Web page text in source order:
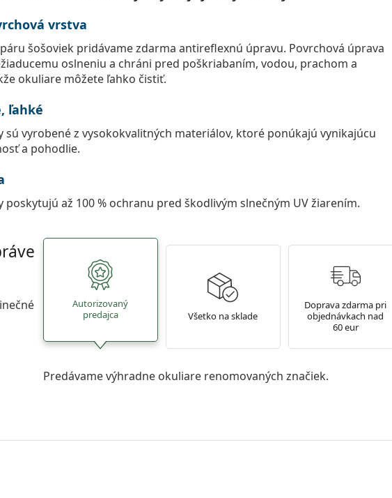
vrstva
šošoviek pridávame zdarma antireflexnú úpravu. Povrchová úprava
oslneniu a chráni pred poškriabaním, vodou, prachom a
okuliare môžete ľahko čistiť.
ľahké
sú vyrobené z vysokokvalitných materiálov, ktoré ponúkajú vynikajúcu
a pohodlie.
poskytujú až 100 % ochranu pred škodlivým slnečným UV žiarením.
Autorizovaný
predajca
Všetko na sklade
Doprava zdarma pri
objednávkach nad
60 eur
Predávame výhradne okuliare renomovaných značiek.